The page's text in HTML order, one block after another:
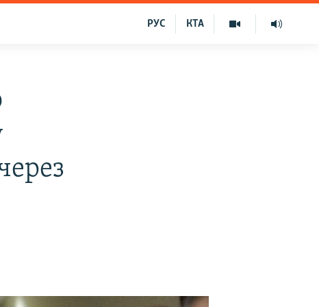
КТА
РУС